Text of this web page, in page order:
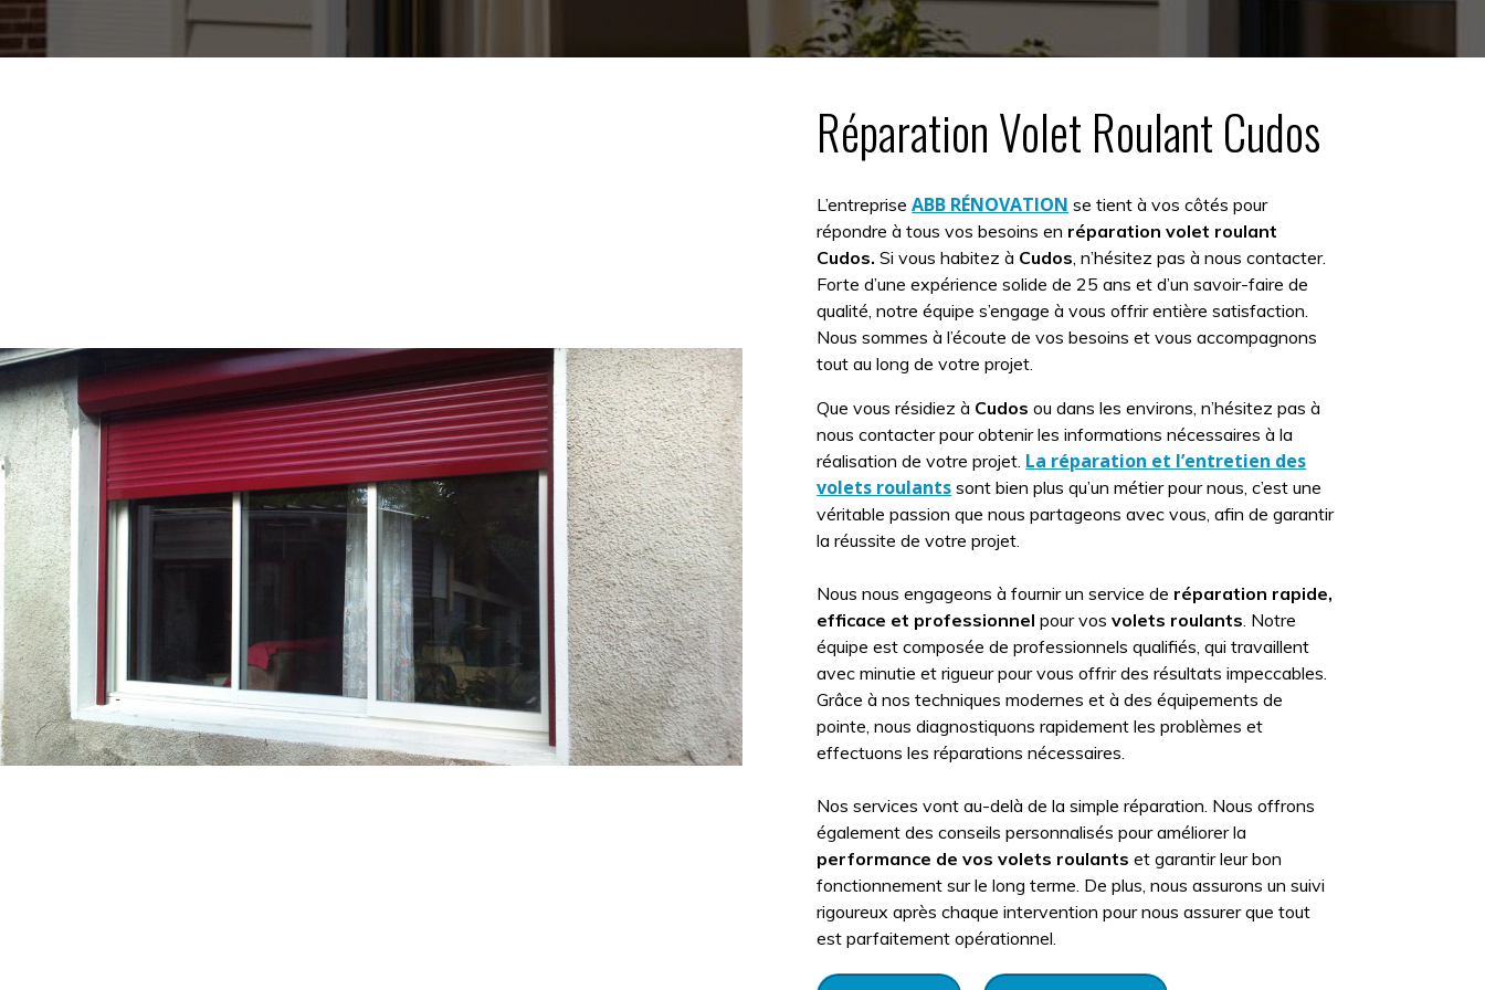
Réparation Volet Roulant Cudos
L’entrepriseABB RÉNOVATION se tient à vos côtés pour
répondre à tous vos besoins en réparation volet roulant
Cudos. Si vous habitez à Cudos , n’hésitez pas à nous contacter.
Forte d’une expérience solide de 25 ans et d’un savoir-faire de
qualité, notre équipe s’engage à vous offrir entière satisfaction.
Nous sommes à l’écoute de vos besoins et vous accompagnons
tout au long de votre projet.
Que vous résidiez à Cudos ou dans les environs, n’hésitez pas à
nous contacter pour obtenir les informations nécessaires à la
réalisation de votre projet. La réparation et l’entretien des
volets roulants sont bien plus qu’un métier pour nous, c’est une
véritable passion que nous partageons avec vous, afin de garantir
la réussite de votre projet.
Nous nous engageons à fournir un service de réparation rapide,
efficace et professionnel pour vosvolets roulants . Notre
équipe est composée de professionnels qualifiés, qui travaillent
avec minutie et rigueur pour vous offrir des résultats impeccables.
Grâce à nos techniques modernes et à des équipements de
pointe, nous diagnostiquons rapidement les problèmes et
effectuons les réparations nécessaires.
Nos services vont au-delà de la simple réparation. Nous offrons
également des conseils personnalisés pour améliorer la
performance de vos volets roulants et garantir leur bon
fonctionnement sur le long terme. De plus, nous assurons un suivi
rigoureux après chaque intervention pour nous assurer que tout
est parfaitement opérationnel.